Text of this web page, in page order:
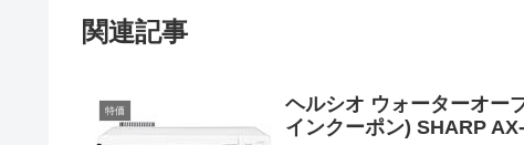
関連記事
特価
ヘルシオ ウォーターオ
インクーポン) SHARP